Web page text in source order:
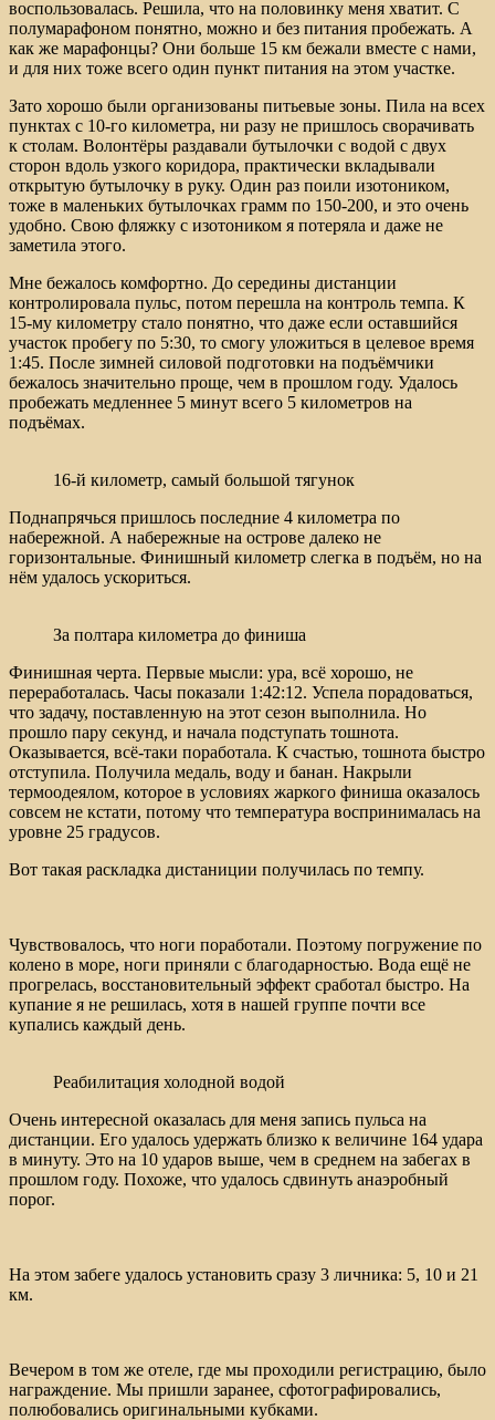
воспользовалась. Решила, что на половинку меня хватит. С
полумарафоном понятно, можно и без питания пробежать. А
как же марафонцы? Они больше 15 км бежали вместе с нами,
и для них тоже всего один пункт питания на этом участке.
Зато хорошо были организованы питьевые зоны. Пила на всех
пунктах с 10-го километра, ни разу не пришлось сворачивать
к столам. Волонтёры раздавали бутылочки с водой с двух
сторон вдоль узкого коридора, практически вкладывали
открытую бутылочку в руку. Один раз поили изотоником,
тоже в маленьких бутылочках грамм по 150-200, и это очень
удобно. Свою фляжку с изотоником я потеряла и даже не
заметила этого.
Мне бежалось комфортно. До середины дистанции
контролировала пульс, потом перешла на контроль темпа. К
15-му километру стало понятно, что даже если оставшийся
участок пробегу по 5:30, то смогу уложиться в целевое время
1:45. После зимней силовой подготовки на подъёмчики
бежалось значительно проще, чем в прошлом году. Удалось
пробежать медленнее 5 минут всего 5 километров на
подъёмах.
16-й километр, самый большой тягунок
Поднапрячься пришлось последние 4 километра по
набережной. А набережные на острове далеко не
горизонтальные. Финишный километр слегка в подъём, но на
нём удалось ускориться.
За полтара километра до финиша
Финишная черта. Первые мысли: ура, всё хорошо, не
переработалась. Часы показали 1:42:12. Успела порадоваться,
что задачу, поставленную на этот сезон выполнила. Но
прошло пару секунд, и начала подступать тошнота.
Оказывается, всё-таки поработала. К счастью, тошнота быстро
отступила. Получила медаль, воду и банан. Накрыли
термоодеялом, которое в условиях жаркого финиша оказалось
совсем не кстати, потому что температура воспринималась на
уровне 25 градусов.
Вот такая раскладка дистаниции получилась по темпу.
Чувствовалось, что ноги поработали. Поэтому погружение по
колено в море, ноги приняли с благодарностью. Вода ещё не
прогрелась, восстановительный эффект сработал быстро. На
купание я не решилась, хотя в нашей группе почти все
купались каждый день.
Реабилитация холодной водой
Очень интересной оказалась для меня запись пульса на
дистанции. Его удалось удержать близко к величине 164 удара
в минуту. Это на 10 ударов выше, чем в среднем на забегах в
прошлом году. Похоже, что удалось сдвинуть анаэробный
порог.
На этом забеге удалось установить сразу 3 личника: 5, 10 и 21
км.
Вечером в том же отеле, где мы проходили регистрацию, было
награждение. Мы пришли заранее, сфотографировались,
полюбовались оригинальными кубками.